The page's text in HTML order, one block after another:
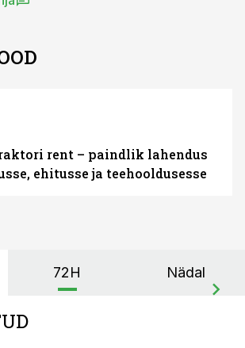
rent – paindlik lahendus
ehitusse ja teehooldusesse
72H Nädal